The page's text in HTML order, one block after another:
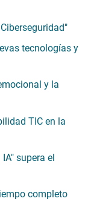
tecnologías y
y la
TIC en la
supera el
completo